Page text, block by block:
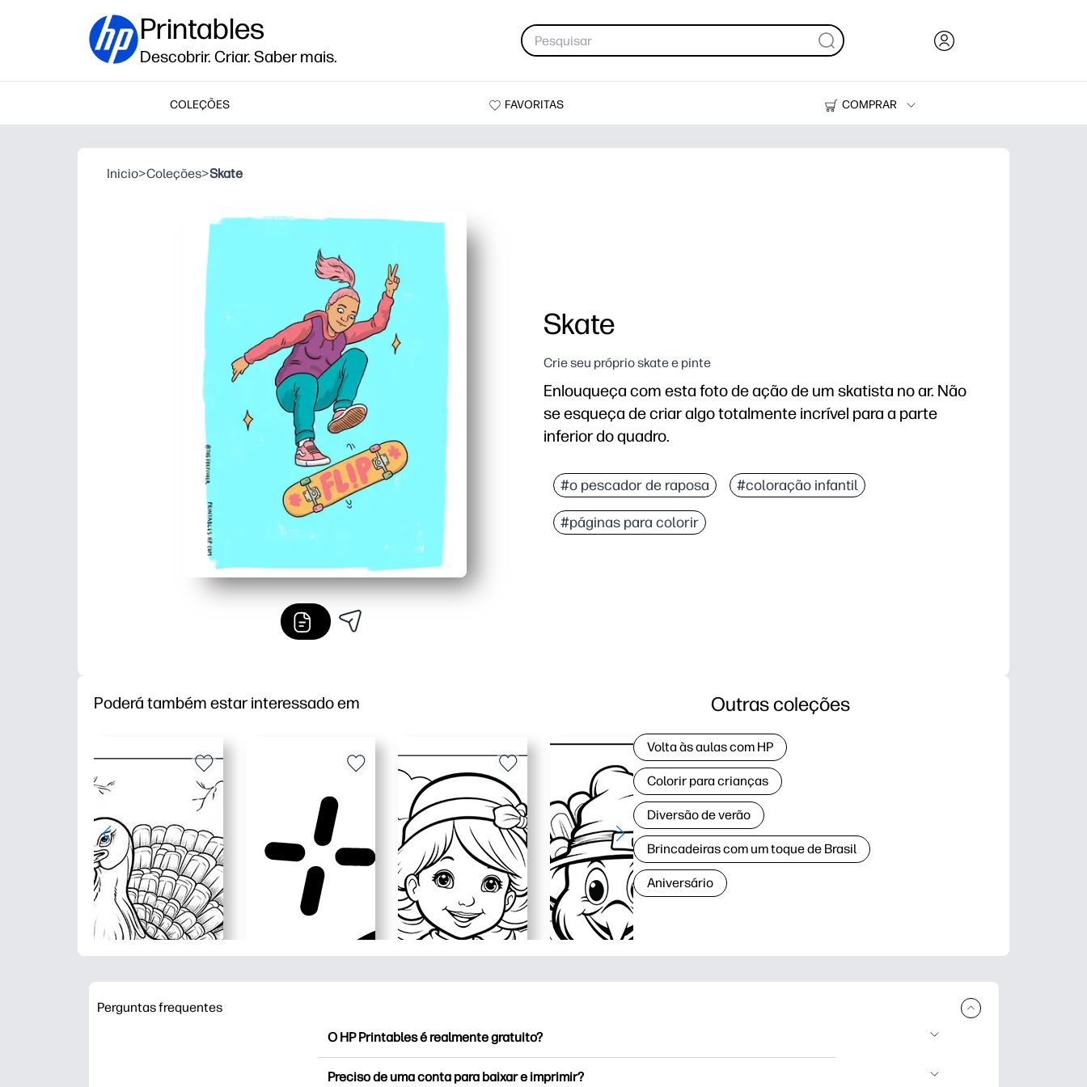
Printables
Descobrir. Criar. Saber mais.
COLEÇÕES FAVORITAS
COMPRAR
Suprimentos
Inicio>Coleções>Skate
Skate
Crie seu próprio skate e pinte
Enlouqueça com esta foto de ação de um skatista no ar. Não
se esqueça de criar algo totalmente incrível para a parte
inferior do quadro.
Você obtém uma página impressa e pronta que economiza a preparação
A cena cheia de energia atrai criadores relutantes, perfeita para quem
Você convida à escolha e à voz enquanto as crianças personalizam o
#o pescador de raposa #coloração infantil
#páginas para colorir
Poderá também estar interessado em Outras coleções
Volta às aulas com HP
Colorir para crianças
Diversão de verão
Brincadeiras com um toque de Brasil
Aniversário
Perguntas frequentes
O HP Printables é realmente gratuito?
Preciso de uma conta para baixar e imprimir?